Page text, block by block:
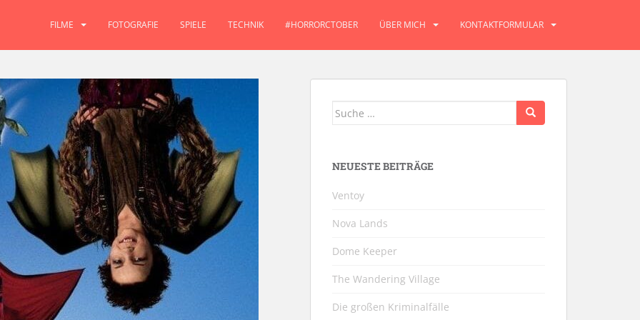
FILME FOTOGRAFIE SPIELE TECHNIK #HORRORCTOBER ÜBER MICH KONTAKTFORMULAR
Suche
NEUESTE BEITRÄGE
Ventoy
Nova Lands
Dome Keeper
The Wandering Village
Die großen Kriminalfälle